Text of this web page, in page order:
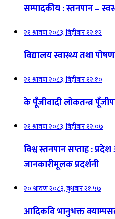
सम्पादकीय : स्तनपान –
२१ श्रावण २०८३, बिहीबार १२:१२
विद्यालय स्वास्थ्य तथा
२१ श्रावण २०८३, बिहीबार १२:१०
के पूँजीवादी लोकतन्त्र
२१ श्रावण २०८३, बिहीबार १२:०७
विश्व स्तनपान सप्ताह :
जानकारीमूलक प्रदर्शनी
२० श्रावण २०८३, बुधबार २१:५७
आदिकवि भानुभक्त